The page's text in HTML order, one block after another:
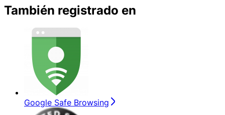
También registrado en
Google Safe Browsing